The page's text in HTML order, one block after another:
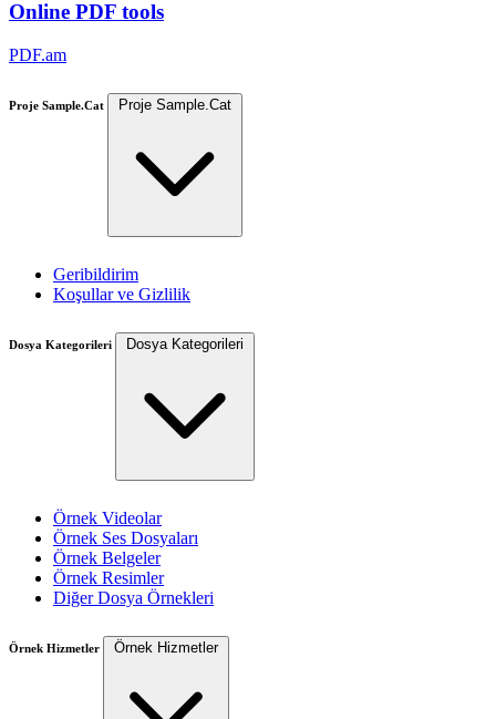
Online PDF tools
PDF.am
Proje Sample.Cat Proje Sample.Cat
Geribildirim
Koşullar ve Gizlilik
Dosya Kategorileri Dosya Kategorileri
Örnek Videolar
Örnek Ses Dosyaları
Örnek Belgeler
Örnek Resimler
Diğer Dosya Örnekleri
Örnek Hizmetler Örnek Hizmetler